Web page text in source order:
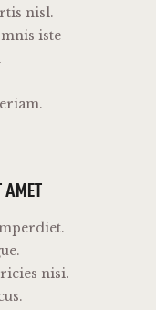
nisl.
iste
AMET
nisi.